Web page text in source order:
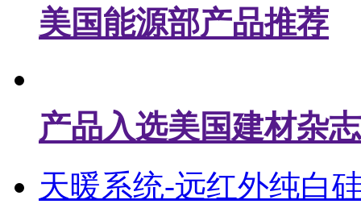
美国能源部产品推荐
产品入选美国建材杂志
天暖系统-远红外纯白